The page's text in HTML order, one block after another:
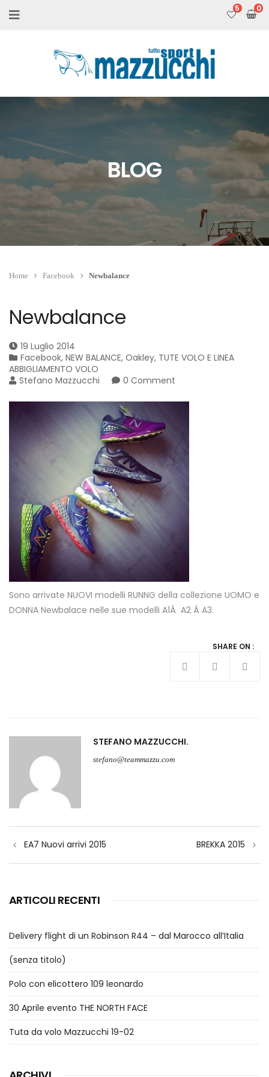
5
BLOG
Home Facebook Newbalance
Newbalance
19 Luglio 2014
Facebook, NEW BALANCE, Oakley, TUTE VOLO E LINEA
ABBIGLIAMENTO VOLO
Stefano Mazzucchi
0 Comment
Sono arrivate NUOVI modelli RUNNG della collezione UOMO e
DONNA Newbalace nelle sue modelli A1Â A2 Â A3.
SHARE ON :
STEFANO MAZZUCCHI
stefano@teammazzu.com
articoli
EA7 Nuovi arrivi 2015 BREKKA 2015
ARTICOLI RECENTI
Delivery flight di un Robinson R44 – dal Marocco all’Italia
(senza titolo)
Polo con elicottero 109 leonardo
30 Aprile evento THE NORTH FACE
Tuta da volo Mazzucchi 19-02